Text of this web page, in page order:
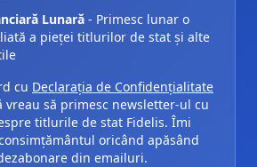
Lunară - Primesc lunar o
a pieței titlurilor de stat și alte
cu Declarația de Confidențialitate
vreau să primesc newsletter-ul cu
titlurile de stat Fidelis. Îmi
oricând apăsând
din emailuri.